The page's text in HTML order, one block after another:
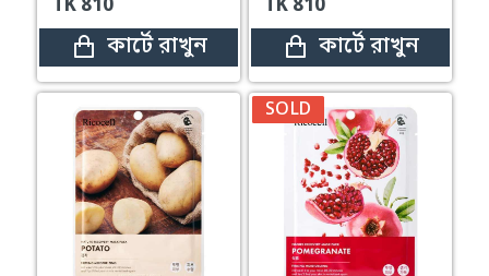
TK 810
কার্টে রাখুন
TK 810
কার্টে রাখুন
SOLD